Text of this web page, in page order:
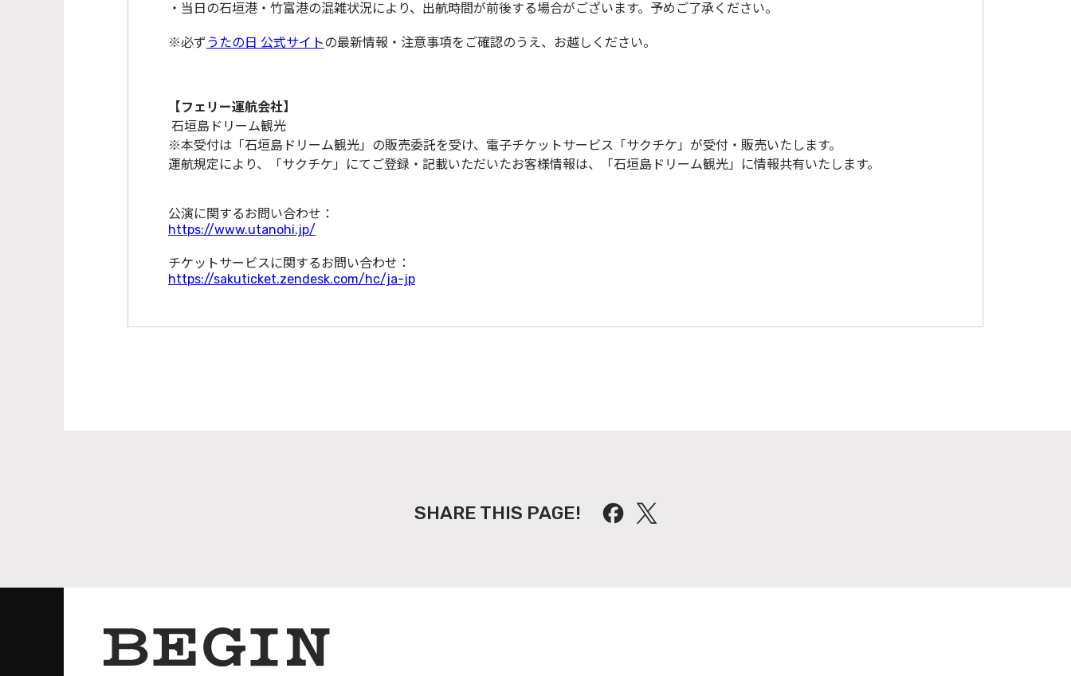
・当日の石垣港・竹富港の混雑状況により、出航時間が前後する場合がございます。予めご了承ください。
※必ず うたの日 公式サイトの最新情報・注意事項をご確認のうえ、お越しください。
【フェリー運航会社】
石垣島ドリーム観光
※本受付は「石垣島ドリーム観光」の販売委託を受け、電子チケットサービス「サクチケ」が受付・販売いたします。
運航規定により、「サクチケ」にてご登録・記載いただいたお客様情報は、「石垣島ドリーム観光」に情報共有いたします。
公演に関するお問い合わせ：
https://www.utanohi.jp/
チケットサービスに関するお問い合わせ：
https://sakuticket.zendesk.com/hc/ja-jp
SHARE THIS PAGE!